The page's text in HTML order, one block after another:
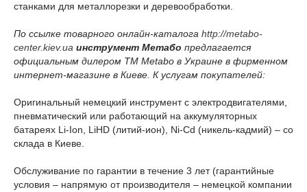
станками для металлорезки и деревообработки.
По ссылке товарного онлайн-каталога http://metabo-
center.kiev.ua инструмент Метабо предлагается
официальным дилером TM Metabo в Украине в фирменном
интернет-магазине в Киеве. К услугам покупателей:
Оригинальный немецкий инструмент с электродвигателями,
пневматический или работающий на аккумуляторных
батареях Li-Ion, LiHD (литий-ион), Ni-Cd (никель-кадмий) – со
склада в Киеве.
Обслуживание по гарантии в течение 3 лет (гарантийные
условия – напрямую от производителя – немецкой компании